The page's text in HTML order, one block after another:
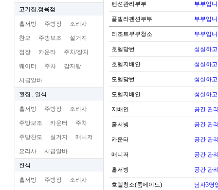
고기집,정육점
홀서빙 주방장 조리사
찬모 주방보조 설거지
점장 카운타 주차/장치
웨이터 주차 감자탕
시급알바
횟집 , 일식
홀서빙 주방장 조리사
주방보조 카운터 주차
주방찬모 설거지 매니저
요리사 시급알바
한식
홀서빙 주방장 조리사
펜션관리부부 부부입
플빌라펜션부부 부부입
리조트부부청소 부부입
호텔당번 성실하
호텔지배인 성실하
모텔당번 성실하
모텔지배인 성실하
지배인 공간 관
홀서빙 공간 관
카운터 공간 관
매니저 공간 관
홀서빙 공간 관
호텔청소(룸메이드) 남자3명